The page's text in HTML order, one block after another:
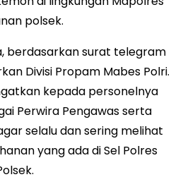
polsek.
berdasarkan surat telegram
Divisi Propam Mabes Polri.
kepada personelnya
Perwira Pengawas serta
selalu dan sering melihat
yang ada di Sel Polres